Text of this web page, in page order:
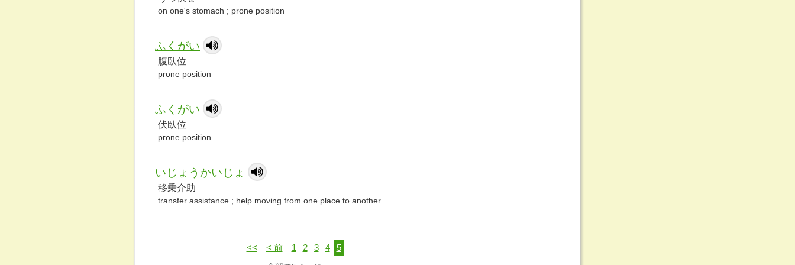
on one's stomach ; prone position
ふくがい
腹臥位
prone position
ふくがい
伏臥位
prone position
いじょうかいじょ
移乗介助
transfer assistance ; help moving from one place to another
<< < 前 1 2 3 4 5